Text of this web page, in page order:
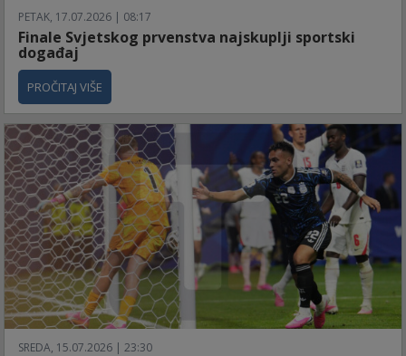
PETAK, 17.07.2026 | 08:17
Finale Svjetskog prvenstva najskuplji sportski
događaj
PROČITAJ VIŠE
SREDA, 15.07.2026 | 23:30